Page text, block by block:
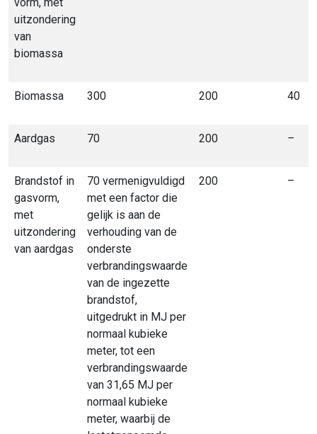
uitzondering
van
biomassa
Biomassa 300 200 40
Aardgas 70 200 –
Brandstof in
gasvorm,
met
uitzondering
van aardgas
70 vermenigvuldigd
met een factor die
gelijk is aan de
verhouding van de
onderste
verbrandingswaarde
van de ingezette
brandstof,
uitgedrukt in MJ per
normaal kubieke
meter, tot een
verbrandingswaarde
van 31,65 MJ per
normaal kubieke
meter, waarbij de
200 –